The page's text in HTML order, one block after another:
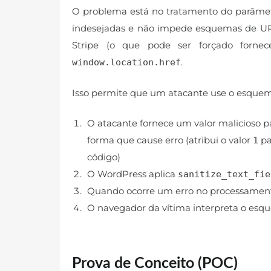
O problema está no tratamento do
indesejadas e não impede esquemas de
Stripe (o que pode ser forçado
window.location.href.
Isso permite que um atacante use o
O atacante fornece um valor malicioso
forma que cause erro (atribui o valor 1
código)
O WordPress aplica
Quando ocorre um erro no
O navegador da vítima interpreta o
Prova de Conceito (POC)